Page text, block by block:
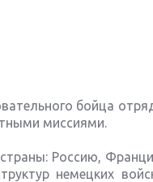
бойца
миссиями.
Россию,
немецких